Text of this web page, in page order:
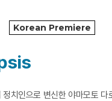
Korean Premiere
정치인으로 변신한 야마모토 다